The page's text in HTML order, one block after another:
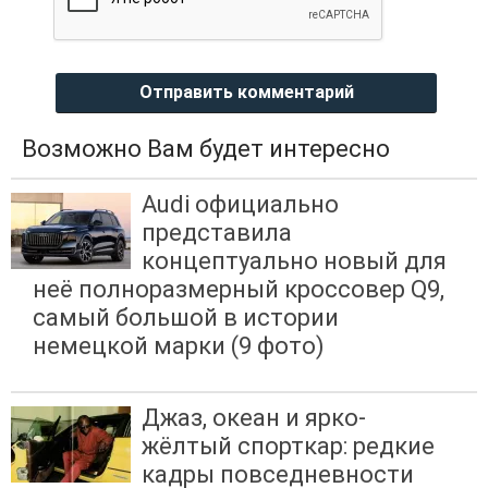
Отправить комментарий
Возможно Вам будет интересно
Audi официально
представила
концептуально новый для
неё полноразмерный кроссовер Q9,
самый большой в истории
немецкой марки (9 фото)
Джаз, океан и ярко-
жёлтый спорткар: редкие
кадры повседневности